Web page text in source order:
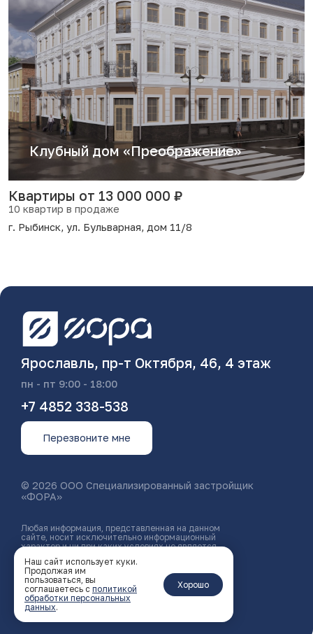
Клубный дом «Преображение»
Квартиры от 13 000 000 ₽
10 квартир в продаже
г. Рыбинск, ул. Бульварная, дом 11/8
Ярославль, пр-т Октября, 46, 4 этаж
пн - пт 9:00 - 18:00
+7 4852 338-538
Перезвоните мне
© 2026 ООО Специализированный застройщик
«ФОРА»
Любая информация, представленная на данном
сайте, носит исключительно информационный
характер и ни при каких условиях не является
публичной офертой, определяемой положениями
статьи 437 ГК РФ.
Политика конфиденциальности
Создание
сайта
Наш сайт использует куки.
Продолжая им
пользоваться, вы
соглашаетесь с политикой
обработки персональных
данных.
Хорошо